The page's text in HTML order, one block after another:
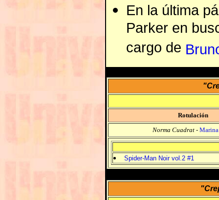
En la última
Parker en
cargo de
Rotulación
Norma Cuadrat-
Spider-Man Noir vol.2 #1